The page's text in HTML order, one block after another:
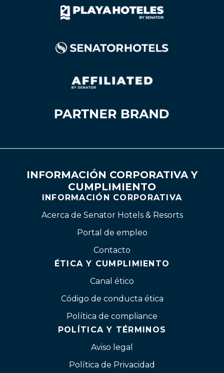
INFORMACIÓN CORPORATIVA Y
CUMPLIMIENTO
INFORMACIÓN CORPORATIVA
Acerca de Senator Hotels & Resorts
Portal de empleo
Contacto
ÉTICA Y CUMPLIMIENTO
Canal ético
Código de conducta ética
Política de compliance
POLÍTICA Y TÉRMINOS
Aviso legal
Política de Privacidad